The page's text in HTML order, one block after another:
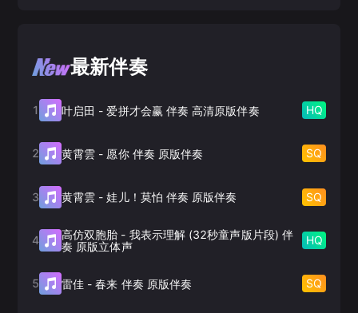
最新伴奏
1 叶启田 -爱拼才会赢 伴奏 高清原版伴奏 HQ
2 黄霄雲 - 愿你 伴奏 原版伴奏 SQ
3 黄霄雲 -娃儿！莫怕 伴奏 原版伴奏 SQ
4 高仿双胞胎 - 我表示理解 (32秒童声版片段) 伴
奏 原版立体声
HQ
5 雷佳 -春来 伴奏 原版伴奏 SQ